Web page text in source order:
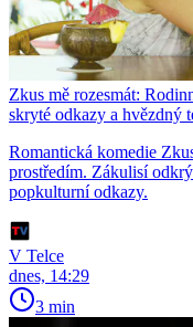
Zkus mě rozesmát:
skryté odkazy a hvězdný
Romantická komedie
prostředím. Zákulisí
popkulturní odkazy.
V Telce
dnes, 14:29
3 min